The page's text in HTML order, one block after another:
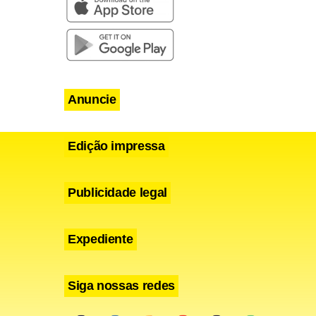
A
mais
Anuncie
Edição impressa
Publicidade legal
Expediente
Siga nossas redes